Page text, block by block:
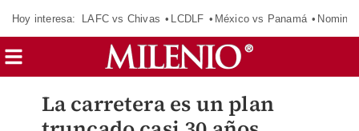
Hoy interesa: LAFC vs Chivas LCDLF México vs Panamá
La carretera es un plan